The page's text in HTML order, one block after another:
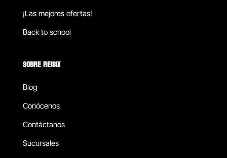
¡Las mejores ofertas!
Back to school
SOBRE REISIX
Blog
Conócenos
Contáctanos
Sucursales